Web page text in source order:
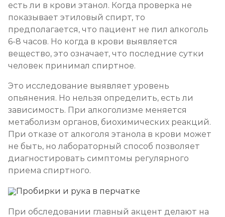
Лечение винного алкоголизма
от 3 500 ₽/сутки Записаться
Лечение подросткового алкоголизма
Социализация алкоголиков
от 1 000 ₽/сеанс Записаться
есть ли в крови этанол. Когда проверка не
показывает этиловый спирт, то
предполагается, что пациент не пил алкоголь
6-8 часов. Но когда в крови выявляется
вещество, это означает, что последние сутки
человек принимал спиртное.
Это исследование выявляет уровень
опьянения. Но нельзя определить, есть ли
зависимость. При алкоголизме меняется
метаболизм органов, биохимических реакций.
При отказе от алкоголя этанола в крови может
не быть, но лабораторный способ позволяет
диагностировать симптомы регулярного
приема спиртного.
При обследовании главный акцент делают на